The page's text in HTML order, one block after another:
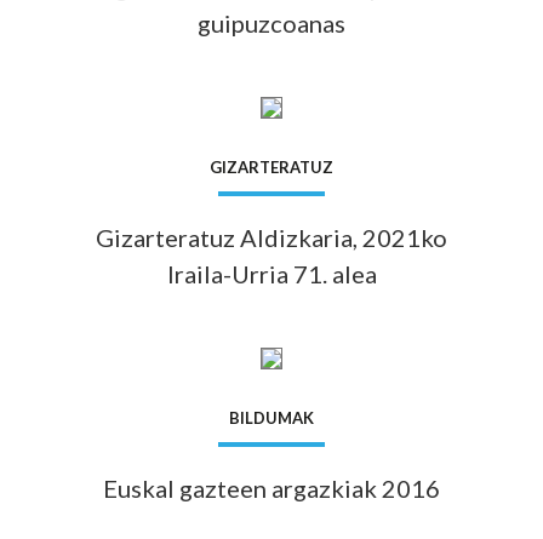
guipuzcoanas
GIZARTERATUZ
Gizarteratuz Aldizkaria, 2021ko
Iraila-Urria 71. alea
BILDUMAK
Euskal gazteen argazkiak 2016